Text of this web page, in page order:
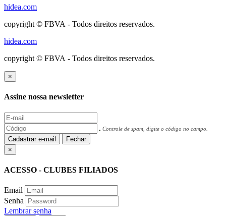
hidea.com
copyright © FBVA - Todos direitos reservados.
hidea.com
copyright © FBVA - Todos direitos reservados.
×
Assine nossa newsletter
Controle de spam, digite o código no campo.
Cadastrar e-mail
Fechar
×
ACESSO - CLUBES FILIADOS
Email
Senha
Lembrar senha